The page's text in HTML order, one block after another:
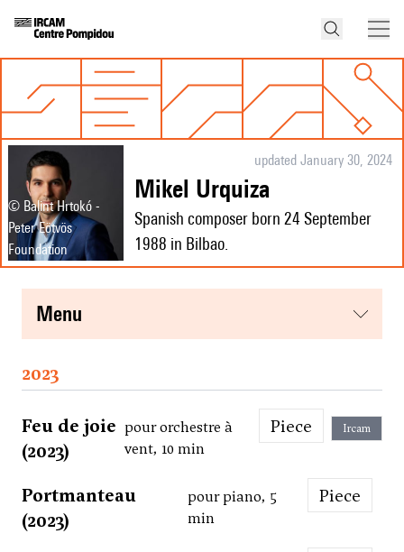
© Balint Hrtokó -
Peter Eötvös
Foundation
updated January 30, 2024
Mikel Urquiza
Spanish composer born 24 September
1988 in Bilbao.
menu
2023
Feu de joie
(2023)
pour orchestre à
vent, 10 min
Piece Ircam
Portmanteau
(2023)
pour piano, 5
min
Piece